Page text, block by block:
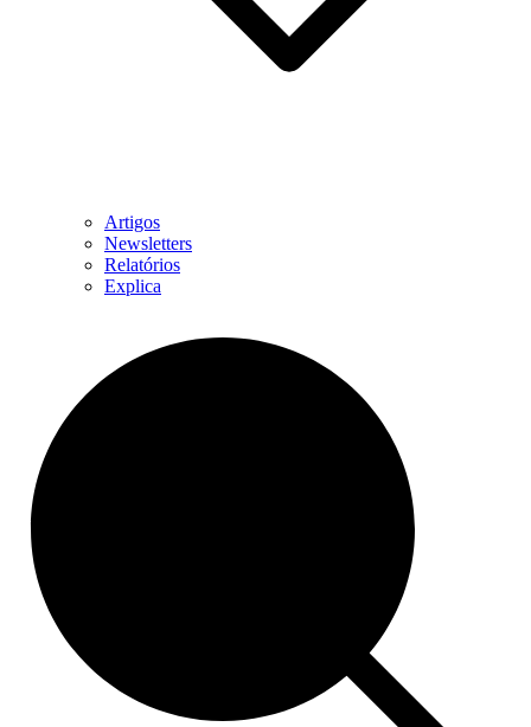
Artigos
Newsletters
Relatórios
Explica